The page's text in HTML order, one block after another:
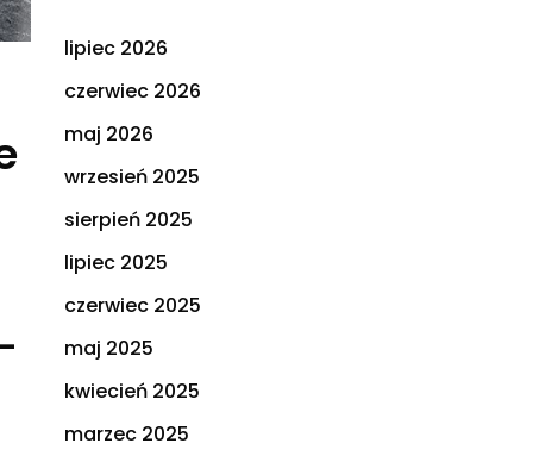
lipiec 2026
czerwiec 2026
maj 2026
wrzesień 2025
sierpień 2025
lipiec 2025
czerwiec 2025
maj 2025
kwiecień 2025
marzec 2025